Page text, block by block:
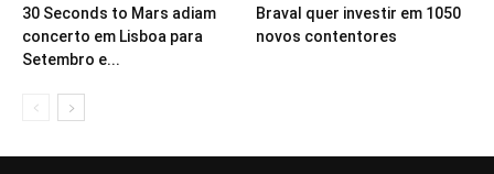
30 Seconds to Mars adiam
concerto em Lisboa para
Setembro e...
Braval quer investir em 1050
novos contentores